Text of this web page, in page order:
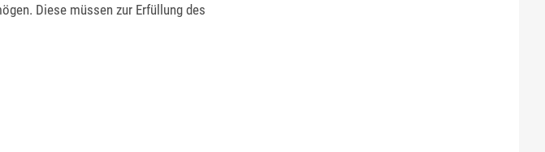
Diese müssen zur Erfüllung des